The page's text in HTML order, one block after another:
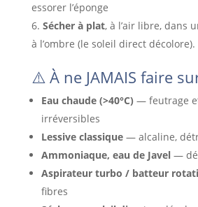
essorer l’éponge
Sécher à plat, à l’air libre, dans
à l’ombre (le soleil direct
⚠️ À ne JAMAIS faire
Eau chaude (>40°C) — feutrage
irréversibles
Lessive classique— alcaline,
Ammoniaque, eau de Javel—
Aspirateur turbo / batteur
fibres